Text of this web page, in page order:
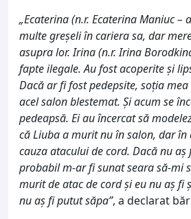
„Ecaterina (n.r. Ecaterina Maniuc –
multe greșeli în cariera sa, dar
asupra lor. Irina (n.r. Irina
fapte ilegale. Au fost acoperite și
Dacă ar fi fost pedepsite, soția
acel salon blestemat. Și acum se
pedeapsă. Ei au încercat să
că Liuba a murit nu în salon, dar
cauza atacului de cord. Dacă nu
probabil m-ar fi sunat seara să-mi
murit de atac de cord și eu nu aș fi
nu aș fi putut săpa”, a declarat